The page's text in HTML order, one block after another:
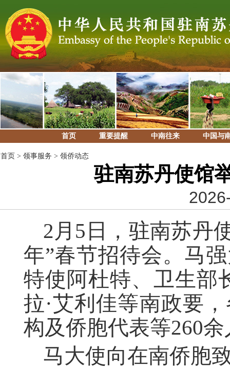
首页 重要提醒 中南往来 中国与
首页 > 领事服务 > 领侨动态
驻南苏丹使馆
2月5日，驻南苏丹
年”春节招待会。马
特使阿杜特、卫生部
拉·艾利佳等南政要
构及侨胞代表等260
马大使向在南侨胞